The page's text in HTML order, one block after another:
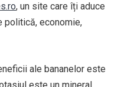
, un site care îți aduce
politică, economie,
ale bananelor este